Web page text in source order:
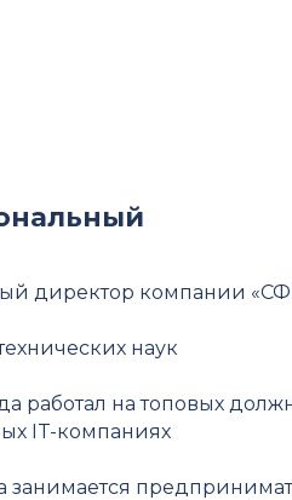
директор компании
наук
работал на топовых
IT-компаниях
занимается